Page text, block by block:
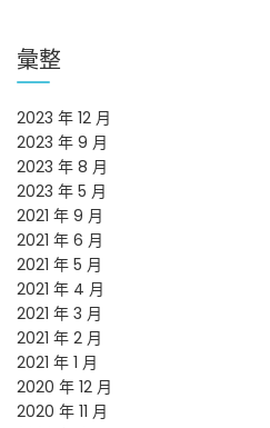
彙整
2023 年 12 月
2023 年 9 月
2023 年 8 月
2023 年 5 月
2021 年 9 月
2021 年 6 月
2021 年 5 月
2021 年 4 月
2021 年 3 月
2021 年 2 月
2021 年 1 月
2020 年 12 月
2020 年 11 月